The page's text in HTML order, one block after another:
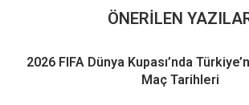
ÖNERILEN
2026 FIFA Dünya Kupası’nda
Maç Tarihleri